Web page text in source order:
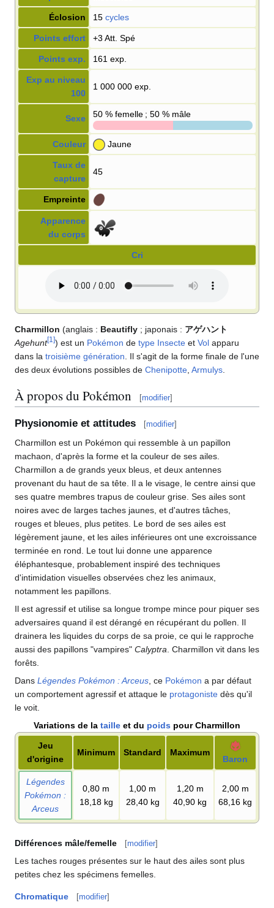
Éclosion 15 cycles
Points effort +3 Att. Spé
Points exp. 161 exp.
Exp au niveau
100
1 000 000 exp.
Sexe 50 % femelle ; 50 % mâle
Couleur Jaune
Taux de
capture
45
Empreinte
Apparence
du corps
Cri
Charmillon (anglais : Beautifly ; japonais : アゲハント
Agehunt[1 ]) est un Pokémon de type Insecte et Vol apparu
dans la troisième génération . Il s'agit de la forme finale de l'une
des deux évolutions possibles de Chenipotte Armulys
À propos du Pokémon [modifier]
Physionomie et attitudes [modifier]
Charmillon est un Pokémon qui ressemble à un papillon
machaon, d'après la forme et la couleur de ses ailes.
Charmillon a de grands yeux bleus, et deux antennes
provenant du haut de sa tête. Il a le visage, le centre ainsi que
ses quatre membres trapus de couleur grise. Ses ailes sont
noires avec de larges taches jaunes, et d'autres tâches,
rouges et bleues, plus petites. Le bord de ses ailes est
légèrement jaune, et les ailes inférieures ont une excroissance
terminée en rond. Le tout lui donne une apparence
éléphantesque, probablement inspiré des techniques
d'intimidation visuelles observées chez les animaux,
notamment les papillons.
Il est agressif et utilise sa longue trompe mince pour piquer ses
adversaires quand il est dérangé en récupérant du pollen. Il
drainera les liquides du corps de sa proie, ce qui le rapproche
aussi des papillons "vampires" Calyptra . Charmillon vit dans les
forêts.
Dans Légendes Pokémon : Arceus , ce Pokémon a par défaut
un comportement agressif et attaque le protagoniste dès qu'il
le voit.
Variations de la taille et du poids pour Charmillon
Jeu
d'origine
Minimum Standard Maximum
Baron
Légendes
Pokémon :
Arceus
0,80 m
18,18 kg
1,00 m
28,40 kg
1,20 m
40,90 kg
2,00 m
68,16 kg
Différences mâle/femelle [modifier]
Les taches rouges présentes sur le haut des ailes sont plus
petites chez les spécimens femelles.
Chromatique [modifier]